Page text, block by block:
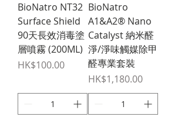
BioNatro NT32
Surface Shield
90天長效消毒塗
層噴霧 (200ML)
價格
HK$100.00
BioNatro
A1&A2® Nano
Catalyst 納米醛
淨/淨味觸媒除甲
醛專業套裝
價格
HK$1,180.00